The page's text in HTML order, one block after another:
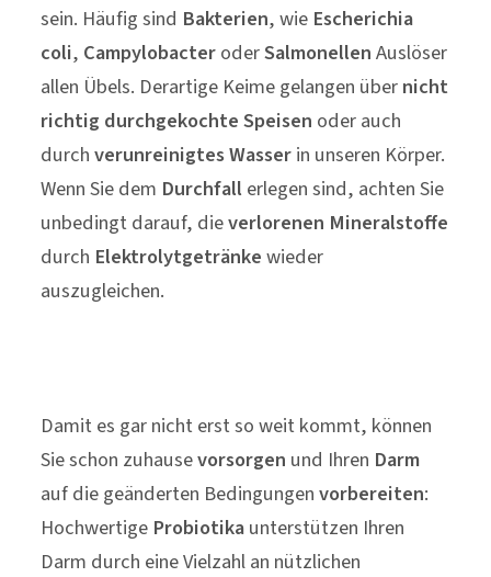
sein. Häufig sind Bakterien, wie Escherichia
coli, CampylobacteroderSalmonellenAuslöser
allen Übels. Derartige Keime gelangen übernicht
richtig durchgekochte Speisen oder auch
durchverunreinigtes Wasserin unseren Körper.
Wenn Sie dem Durchfallerlegen sind, achten Sie
unbedingt darauf, dieverlorenen Mineralstoffe
durch Elektrolytgetränkewieder
auszugleichen.
Damit es gar nicht erst so weit kommt, können
Sie schon zuhausevorsorgen und Ihren Darm
auf die geänderten Bedingungenvorbereiten:
Hochwertige Probiotikaunterstützen Ihren
Darm durch eine Vielzahl an nützlichen